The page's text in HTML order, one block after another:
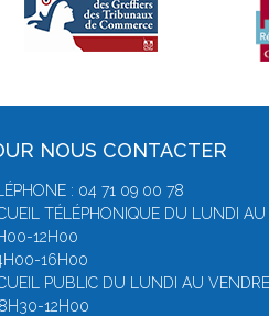
NOUS CONTACTER
: 04 71 09 00 78
TÉLÉPHONIQUE DU LUNDI AU
12H00
16H00
PUBLIC DU LUNDI AU
12H00